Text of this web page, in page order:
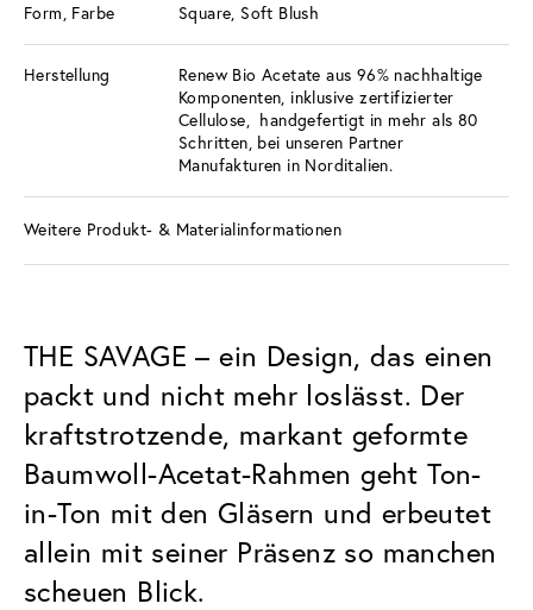
Form, Farbe Square, Soft Blush
Herstellung
Renew Bio Acetate aus 96% nachhaltige
Komponenten, inklusive zertifizierter
Cellulose, handgefertigt in mehr als 80
Schritten, bei unseren Partner
Manufakturen in Norditalien.
Weitere Produkt- & Materialinformationen
THE SAVAGE – ein Design, das einen
packt und nicht mehr loslässt. Der
kraftstrotzende, markant geformte
Baumwoll-Acetat-Rahmen geht Ton-
in-Ton mit den Gläsern und erbeutet
allein mit seiner Präsenz so manchen
scheuen Blick.